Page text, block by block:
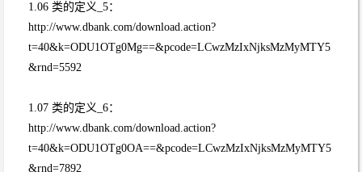
1.06 类的定义_5：
http://www.dbank.com/download.action?
t=40&k=ODU1OTg0Mg==&pcode=LCwzMzIxNjksMzMyMTY5
&rnd=5592
1.07 类的定义_6：
http://www.dbank.com/download.action?
t=40&k=ODU1OTg0OA==&pcode=LCwzMzIxNjksMzMyMTY5
&rnd=7892